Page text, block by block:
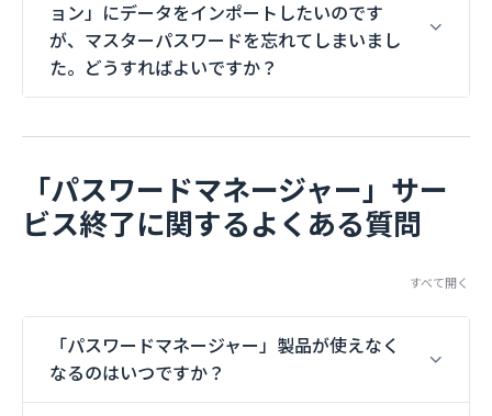
ョン」にデータをインポートしたいのです
が、マスターパスワードを忘れてしまいまし
た。どうすればよいですか？
「パスワードマネージャー」サー
ビス終了に関するよくある質問
すべて開く
「パスワードマネージャー」製品が使えなく
なるのはいつですか？